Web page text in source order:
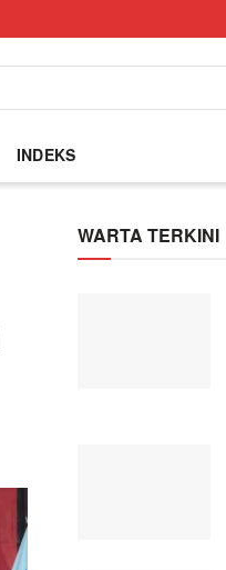
INDEKS
WARTA TERKINI